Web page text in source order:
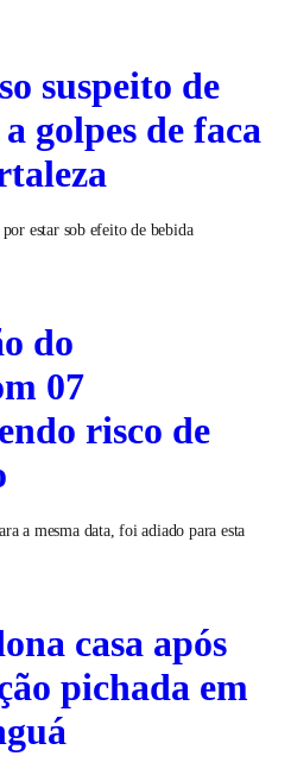
suspeito de
golpes de faca
estar sob efeito de bebida
do
07
risco de
a mesma data, foi adiado para esta
casa após
pichada em